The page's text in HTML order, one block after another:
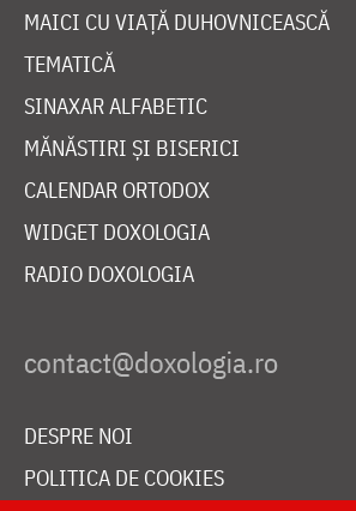
MAICI CU VIAȚĂ DUHOVNICEASCĂ
TEMATICĂ
SINAXAR ALFABETIC
MĂNĂSTIRI ȘI BISERICI
CALENDAR ORTODOX
WIDGET DOXOLOGIA
RADIO DOXOLOGIA
DESPRE NOI
POLITICA DE COOKIES